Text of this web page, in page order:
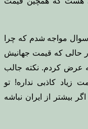
مواجه شدم که چرا
حالی که قیمت جهانیش
عرض کردم. نکته جالب
زیاد کاذبی نداره! تو
بیشتر از ایران نباشه